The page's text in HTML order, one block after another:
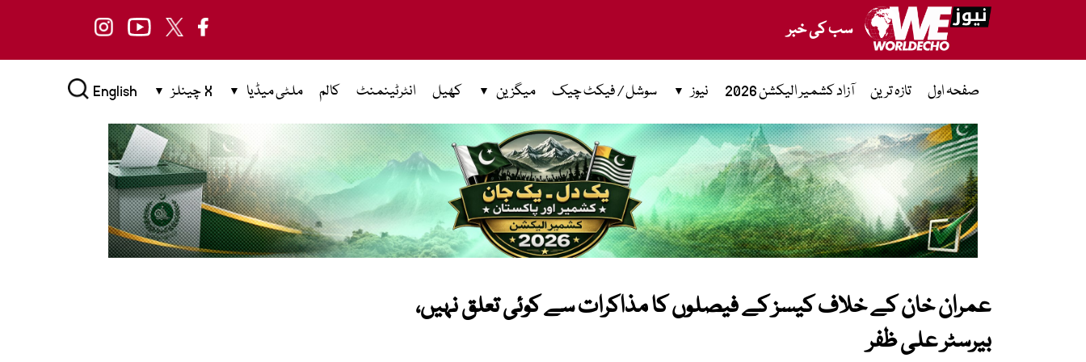
سب کی خبر
صفحہ اول تازہ ترین آزاد کشمیر الیکشن 2026 نیوز سوشل / فیکٹ چیک میگزین کھیل انٹرٹینمنٹ کالم ملٹی میڈیا X چینلز English
عمران خان کے خلاف کیسز کے فیصلوں کا مذاکرات سے کوئی تعلق نہیں،
بیرسٹر علی ظفر